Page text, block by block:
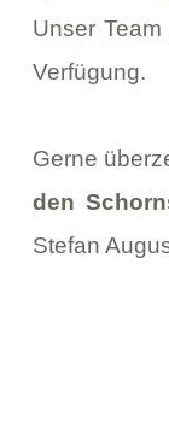
Unser
Verfügung.
Gerne
den
Stefan